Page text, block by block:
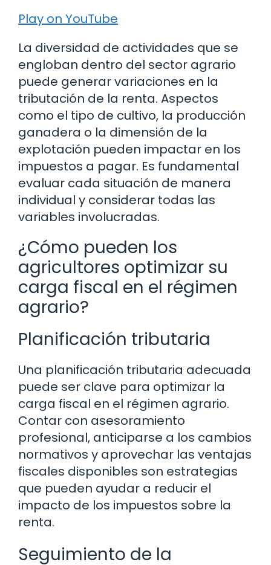
Play on YouTube
La diversidad de actividades que se
engloban dentro del sector agrario
puede generar variaciones en la
tributación de la renta. Aspectos
como el tipo de cultivo, la producción
ganadera o la dimensión de la
explotación pueden impactar en los
impuestos a pagar. Es fundamental
evaluar cada situación de manera
individual y considerar todas las
variables involucradas.
¿Cómo pueden los
agricultores optimizar su
carga fiscal en el régimen
agrario?
Planificación tributaria
Una planificación tributaria adecuada
puede ser clave para optimizar la
carga fiscal en el régimen agrario.
Contar con asesoramiento
profesional, anticiparse a los cambios
normativos y aprovechar las ventajas
fiscales disponibles son estrategias
que pueden ayudar a reducir el
impacto de los impuestos sobre la
renta.
Seguimiento de la